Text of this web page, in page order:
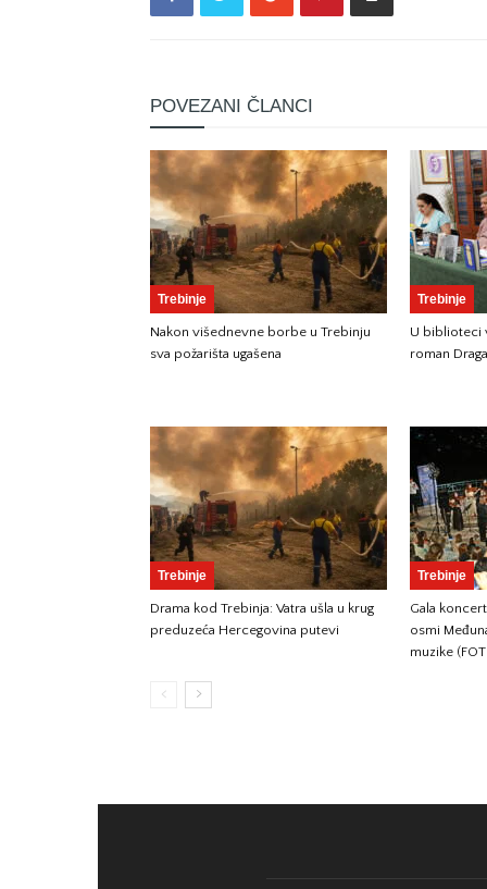
POVEZANI ČLANCI
Trebinje
Nakon višednevne borbe u Trebinju
sva požarišta ugašena
Trebinje
U biblioteci
roman
Trebinje
Drama kod Trebinja: Vatra ušla u krug
preduzeća Hercegovina putevi
Trebinje
Gala
osmi
muzike